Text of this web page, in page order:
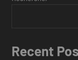
Recent